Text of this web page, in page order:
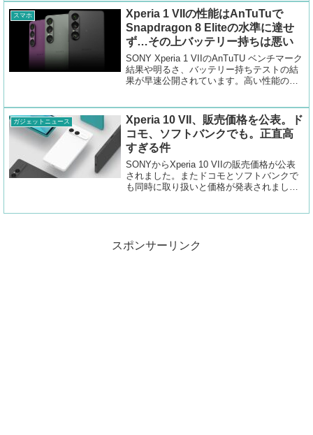
スマホ
Xperia 1 VIIの性能はAnTuTuで
Snapdragon 8 Eliteの水準に達せ
ず…その上バッテリー持ちは悪い
SONY Xperia 1 VIIのAnTuTU ベンチマーク
結果や明るさ、バッテリー持ちテストの結
果が早速公開されています。高い性能の
ガジェットニュース
Xperia 10 VII、販売価格を公表。ド
コモ、ソフトバンクでも。正直高
すぎる件
SONYからXperia 10 VIIの販売価格が公表
されました。またドコモとソフトバンクで
も同時に取り扱いと価格が発表されまし
スポンサーリンク